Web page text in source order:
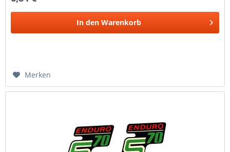
In den Warenkorb
Merken